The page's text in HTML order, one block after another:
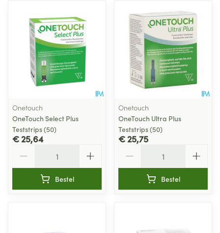
Onetouch
OneTouch Select Plus
Teststrips (50)
€ 25,64
Bestel
Onetouch
OneTouch Ultra Plus
Teststrips (50)
€ 25,75
Bestel